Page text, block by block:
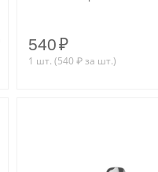
540₽
1 шт. (540 ₽за шт.)